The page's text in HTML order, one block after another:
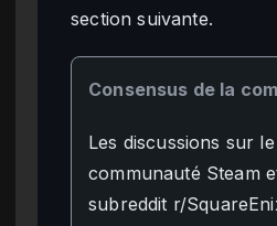
section suivante.
Consensus de la
Les discussions sur
communauté Steam
subreddit r/